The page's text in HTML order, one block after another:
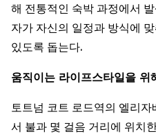
해 전통적인 숙박 과정에서
자가 자신의 일정과 방식에
있도록 돕는다.
움직이는 라이프스타일을 위
토트넘 코트 로드역의 엘리
서 불과 몇 걸음 거리에 위